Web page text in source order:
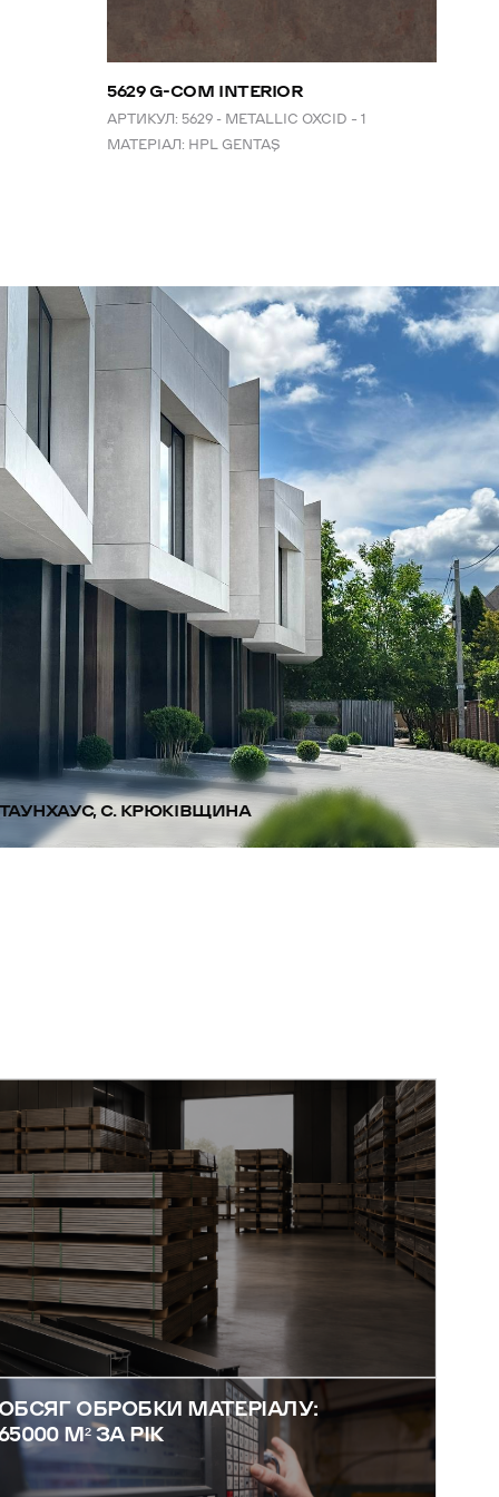
5629 G-COM INTERIOR
АРТИКУЛ: 5629 - METALLIC OXCID – 1
МАТЕРІАЛ: HPL GENTAŞ
С. КРЮКІВЩИНА
ОБРОБКИ МАТЕРІАЛУ:
М² ЗА РІК